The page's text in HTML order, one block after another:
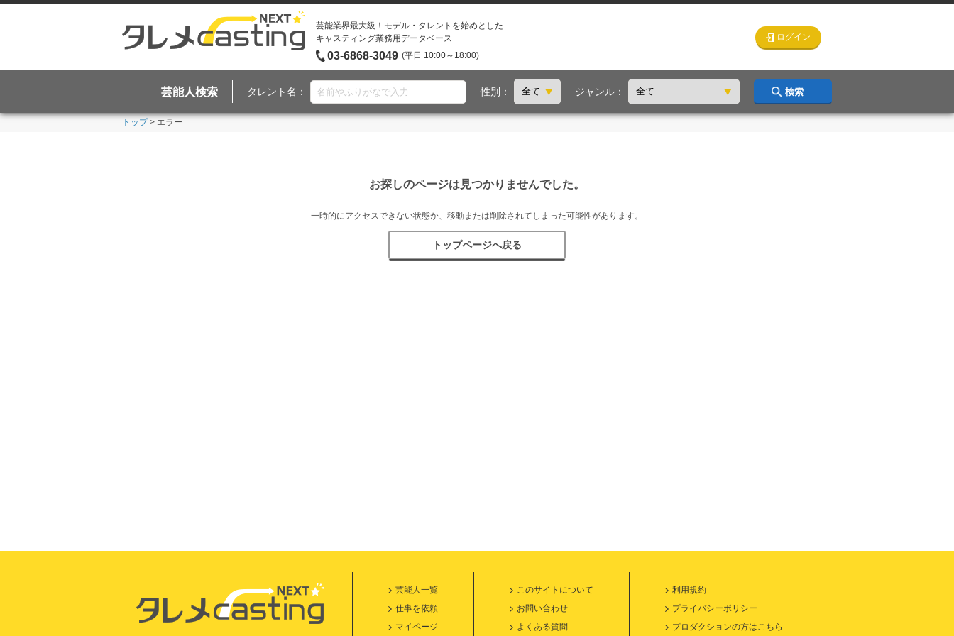
芸能業界最大級！モデル・タレントを始めとした
キャスティング業務用データベース
03-6868-3049 (平日 10:00～18:00)
ログイン
芸能人検索 タレント名： 性別： ジャンル： 検索
トップ> エラー
お探しのページは見つかりませんでした。
一時的にアクセスできない状態か、移動または削除されてしまった可能性があります。
トップページへ戻る
芸能人一覧
仕事を依頼
マイページ
このサイトについて
お問い合わせ
よくある質問
利用規約
プライバシーポリシー
プロダクションの方はこちら